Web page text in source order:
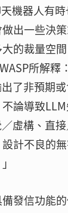
機器人有時
出一些決
的裁量空
所解釋
了非預期
論導致
虛構、直
計不良的
發信功能